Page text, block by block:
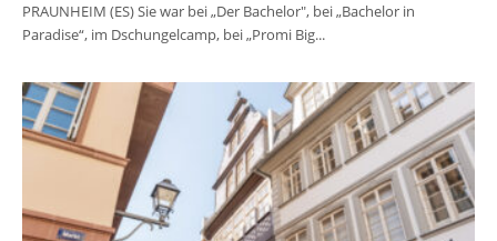
PRAUNHEIM (ES) Sie war bei „Der Bachelor", bei „Bachelor in
Paradise“, im Dschungelcamp, bei „Promi Big...